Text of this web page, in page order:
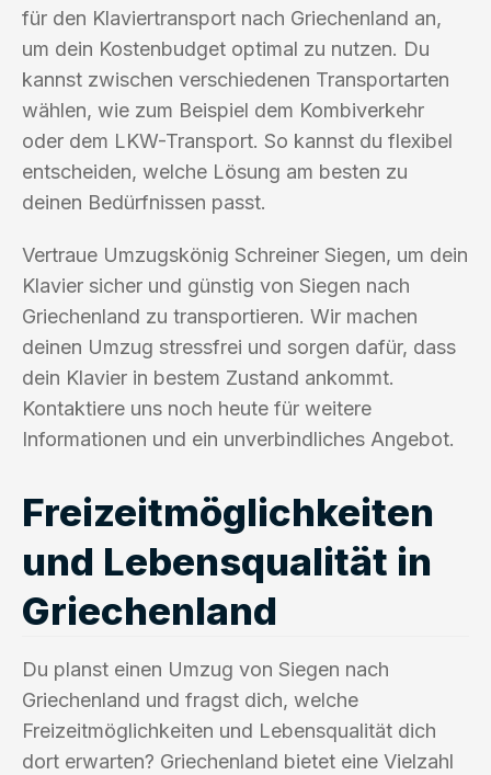
für den Klaviertransport nach Griechenland an,
um dein Kostenbudget optimal zu nutzen. Du
kannst zwischen verschiedenen Transportarten
wählen, wie zum Beispiel dem Kombiverkehr
oder dem LKW-Transport. So kannst du flexibel
entscheiden, welche Lösung am besten zu
deinen Bedürfnissen passt.
Vertraue Umzugskönig Schreiner Siegen, um dein
Klavier sicher und günstig von Siegen nach
Griechenland zu transportieren. Wir machen
deinen Umzug stressfrei und sorgen dafür, dass
dein Klavier in bestem Zustand ankommt.
Kontaktiere uns noch heute für weitere
Informationen und ein unverbindliches Angebot.
Freizeitmöglichkeiten
und Lebensqualität in
Griechenland
Du planst einen Umzug von Siegen nach
Griechenland und fragst dich, welche
Freizeitmöglichkeiten und Lebensqualität dich
dort erwarten? Griechenland bietet eine Vielzahl